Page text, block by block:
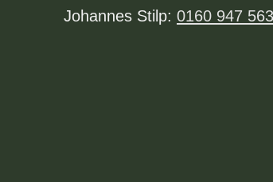
Johannes Stilp: 0160 947